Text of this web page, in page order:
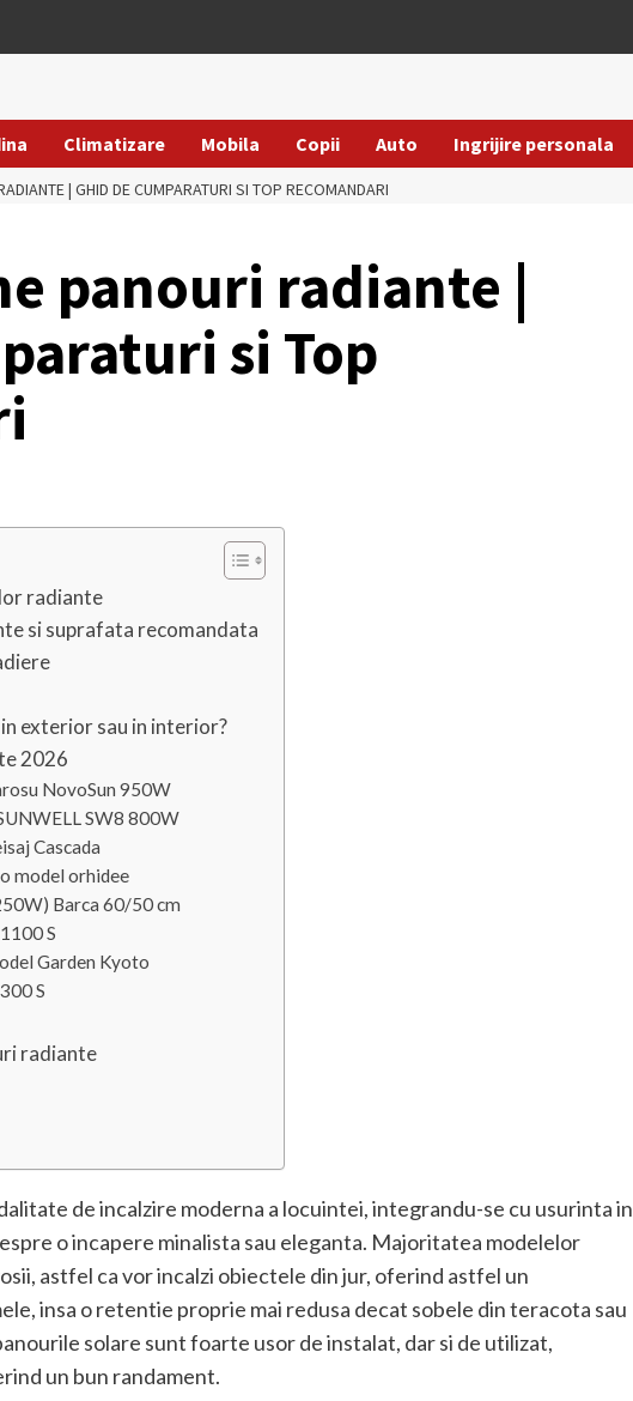
Climatizare Mobila Copii Auto Ingrijire personala
| GHID DE CUMPARATURI SI TOP RECOMANDARI
panouri radiante |
si Top
radiante
si suprafata recomandata
exterior sau in interior?
2026
NovoSun 950W
SW8 800W
Cascada
model orhidee
Barca 60/50 cm
S
Garden Kyoto
S
radiante
de incalzire moderna a locuintei, integrandu-se cu usurinta in
o incapere minalista sau eleganta. Majoritatea modelelor
astfel ca vor incalzi obiectele din jur, oferind astfel un
insa o retentie proprie mai redusa decat sobele din teracota sau
solare sunt foarte usor de instalat, dar si de utilizat,
un bun randament.